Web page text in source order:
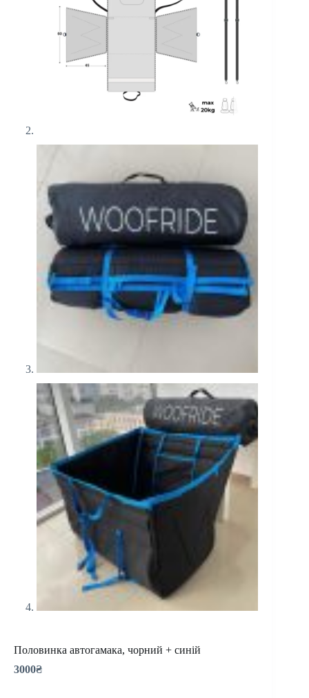
Половинка автогамака, чорний + синій
3000₴